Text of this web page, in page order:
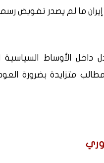
ما لم يصدر تفويض رسمي
الأوساط السياسية
متزايدة بضرورة